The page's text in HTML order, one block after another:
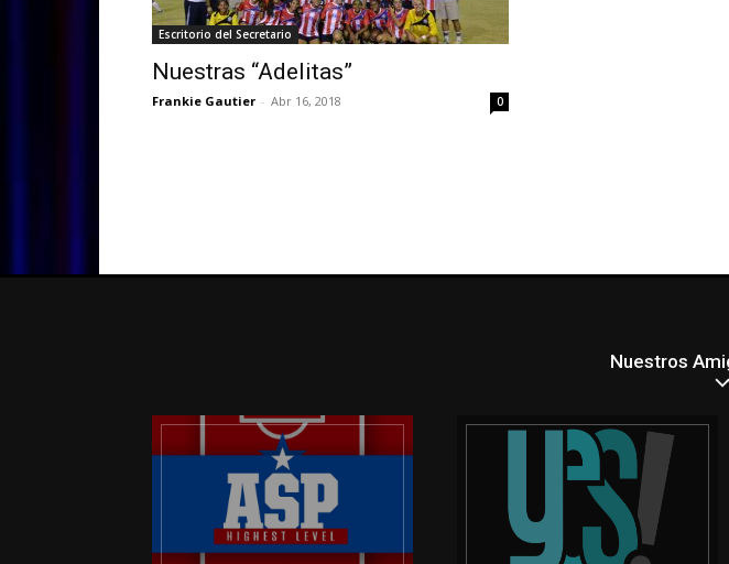
Escritorio del Secretario
Nuestras “Adelitas”
Frankie Gautier - Abr 16, 2018 0
Nuestros